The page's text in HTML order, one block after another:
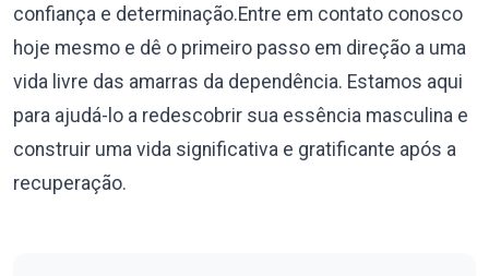
confiança e determinação.Entre em contato conosco
hoje mesmo e dê o primeiro passo em direção a uma
vida livre das amarras da dependência. Estamos aqui
para ajudá-lo a redescobrir sua essência masculina e
construir uma vida significativa e gratificante após a
recuperação.